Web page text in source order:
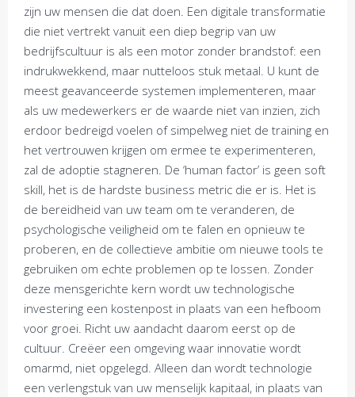
zijn uw mensen die dat doen. Een digitale transformatie
die niet vertrekt vanuit een diep begrip van uw
bedrijfscultuur is als een motor zonder brandstof: een
indrukwekkend, maar nutteloos stuk metaal. U kunt de
meest geavanceerde systemen implementeren, maar
als uw medewerkers er de waarde niet van inzien, zich
erdoor bedreigd voelen of simpelweg niet de training en
het vertrouwen krijgen om ermee te experimenteren,
zal de adoptie stagneren. De ‘human factor’ is geen soft
skill, het is de hardste business metric die er is. Het is
de bereidheid van uw team om te veranderen, de
psychologische veiligheid om te falen en opnieuw te
proberen, en de collectieve ambitie om nieuwe tools te
gebruiken om echte problemen op te lossen. Zonder
deze mensgerichte kern wordt uw technologische
investering een kostenpost in plaats van een hefboom
voor groei. Richt uw aandacht daarom eerst op de
cultuur. Creëer een omgeving waar innovatie wordt
omarmd, niet opgelegd. Alleen dan wordt technologie
een verlengstuk van uw menselijk kapitaal, in plaats van